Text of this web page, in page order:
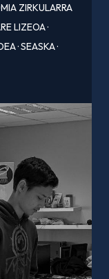
ZIRKULARRA
LIZEOA·
·SEASKA·